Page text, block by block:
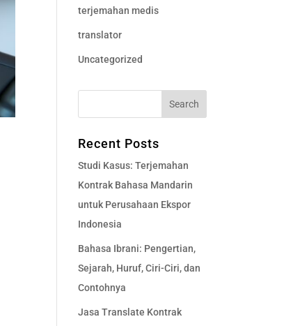
terjemahan medis
translator
Uncategorized
Recent Posts
Studi Kasus: Terjemahan
Kontrak Bahasa Mandarin
untuk Perusahaan Ekspor
Indonesia
Bahasa Ibrani: Pengertian,
Sejarah, Huruf, Ciri-Ciri, dan
Contohnya
Jasa Translate Kontrak